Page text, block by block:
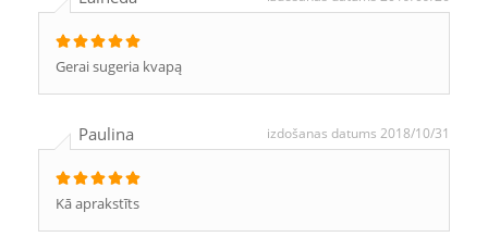
Gerai sugeria kvapą
Paulina izdošanas datums 2018/10/31
Kā aprakstīts